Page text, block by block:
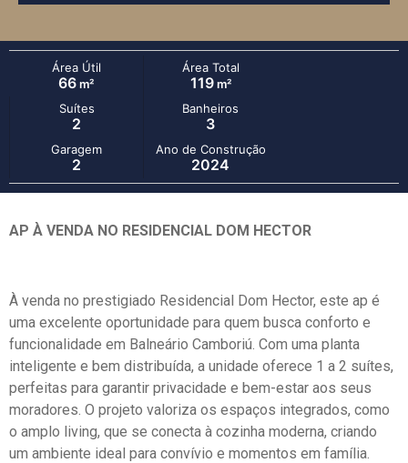
Área Útil
66 m²
Área Total
119m²
Suítes
2
Banheiros
3
Garagem
2
Ano de Construção
2024
AP À VENDA NO RESIDENCIAL DOM HECTOR
À venda no prestigiado Residencial Dom Hector, este ap é
uma excelente oportunidade para quem busca conforto e
funcionalidade em Balneário Camboriú. Com uma planta
inteligente e bem distribuída, a unidade oferece 1 a 2 suítes,
perfeitas para garantir privacidade e bem-estar aos seus
moradores. O projeto valoriza os espaços integrados, como
o amplo living, que se conecta à cozinha moderna, criando
um ambiente ideal para convívio e momentos em família.